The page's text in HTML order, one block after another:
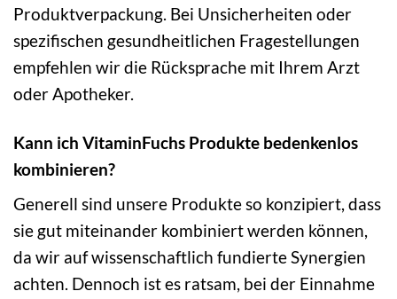
Produktverpackung. Bei Unsicherheiten oder
spezifischen gesundheitlichen Fragestellungen
empfehlen wir die Rücksprache mit Ihrem Arzt
oder Apotheker.
Kann ich VitaminFuchs Produkte bedenkenlos
kombinieren?
Generell sind unsere Produkte so konzipiert, dass
sie gut miteinander kombiniert werden können,
da wir auf wissenschaftlich fundierte Synergien
achten. Dennoch ist es ratsam, bei der Einnahme